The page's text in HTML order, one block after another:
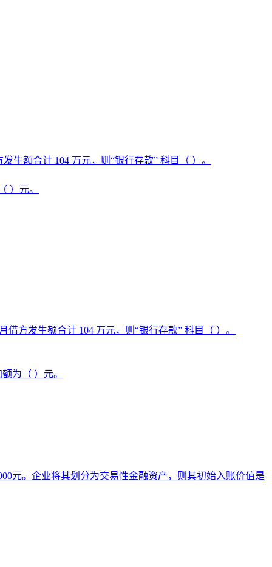
生额合计 104 万元，则“银行存款” 科目（ ）。
）元。
方发生额合计 104 万元，则“银行存款” 科目（ ）。
为（ ）元。
元。企业将其划分为交易性金融资产，则其初始入账价值是